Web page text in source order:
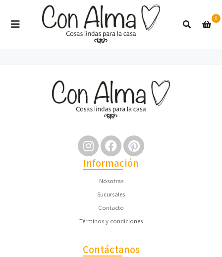
0
Información
Nosotras
Sucursales
Contacto
Términos y condiciones
Contáctanos